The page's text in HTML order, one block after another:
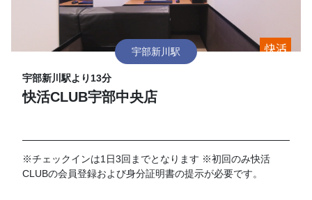
宇部新川駅
宇部新川駅より13分
快活CLUB宇部中央店
※チェックインは1日3回までとなります ※初回のみ快活
CLUBの会員登録および身分証明書の提示が必要です。